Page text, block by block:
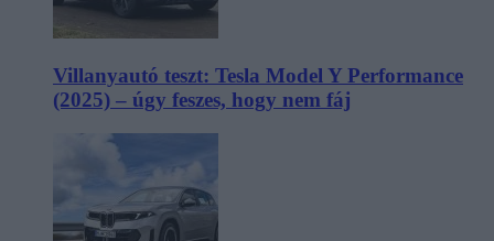
Villanyautó teszt: Tesla Model Y Performance
(2025) – úgy feszes, hogy nem fáj